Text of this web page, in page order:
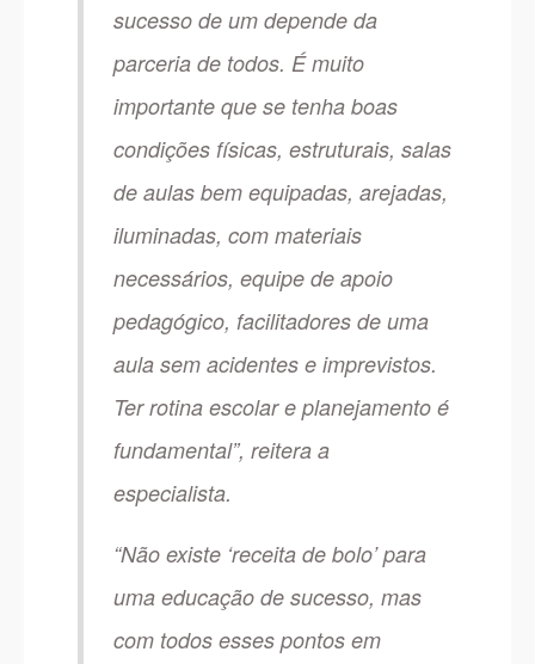
sucesso de um depende da
parceria de todos. É muito
importante que se tenha boas
condições físicas, estruturais, salas
de aulas bem equipadas, arejadas,
iluminadas, com materiais
necessários, equipe de apoio
pedagógico, facilitadores de uma
aula sem acidentes e imprevistos.
Ter rotina escolar e planejamento é
fundamental”, reitera a
especialista.
“Não existe ‘receita de bolo’ para
uma educação de sucesso, mas
com todos esses pontos em